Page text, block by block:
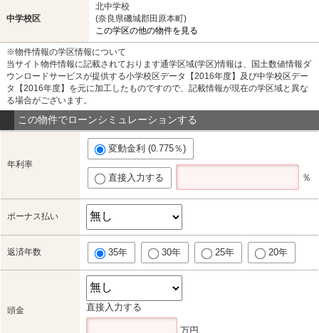
中学校区
北中学校
(奈良県磯城郡田原本町)
この学区の他の物件を見る
※物件情報の学区情報について
当サイト物件情報に記載されております通学区域(学区)情報は、国土数値情報ダ
ウンロードサービスが提供する小学校区データ【2016年度】及び中学校区デー
タ【2016年度】を元に加工したものですので、記載情報が現在の学区域と異な
る場合がございます。
この物件でローンシミュレーションする
年利率
変動金利 (0.775％)
直接入力する ％
ボーナス払い
返済年数 35年 30年 25年 20年
頭金 直接入力する
万円